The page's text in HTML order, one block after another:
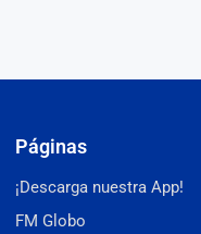
Páginas
¡Descarga nuestra App!
FM Globo